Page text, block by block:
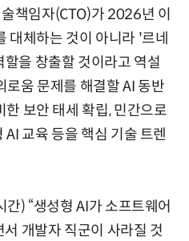
책임자(CTO)가 2026년 이
대체하는 것이 아니라 '르네
을 창출할 것이라고 역설
로움 문제를 해결할 AI 동반
한 보안 태세 확립, 민간으로
교육 등을 핵심 기술 트렌
) “생성형 AI가 소프트웨어
개발자 직군이 사라질 것